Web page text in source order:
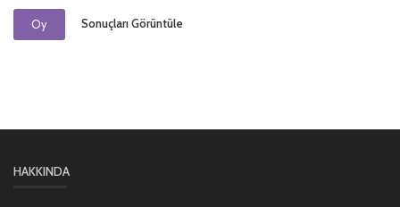
Oy Sonuçları Görüntüle
HAKKINDA